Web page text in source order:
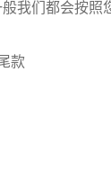
我们都会按照
款